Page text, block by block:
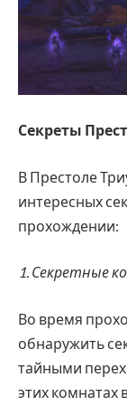
Секреты
В Престоле
интересных
прохождении:
1. Секретные
Во время
обнаружить
тайными
этих комнатах